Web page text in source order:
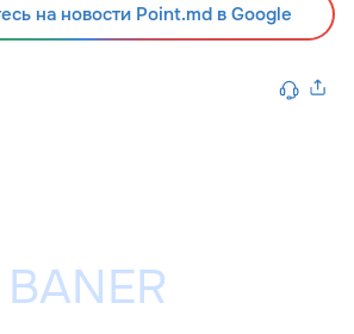
на новости Point.md в Google